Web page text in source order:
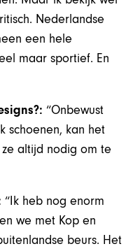
Nederlandse
een hele
maar sportief. En
“Onbewust
schoenen, kan het
altijd nodig om te
“Ik heb nog enorm
we met Kop en
beurs. Het